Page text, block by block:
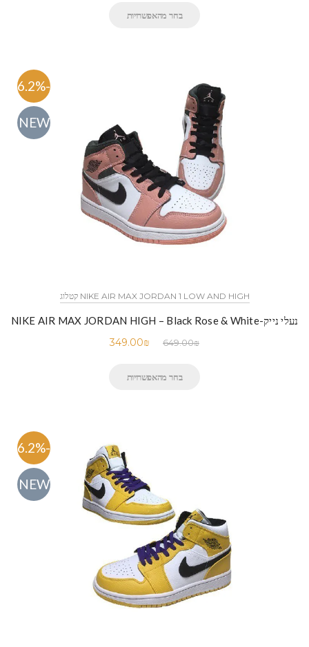
בחר מהאפשרויות
-46.2%
NEW
NIKE AIR MAX JORDAN 1 LOW AND HIGH קטלוג
נעלי נייק-NIKE AIR MAX JORDAN HIGH – Black Rose & White
649.00₪
349.00₪
בחר מהאפשרויות
-46.2%
NEW